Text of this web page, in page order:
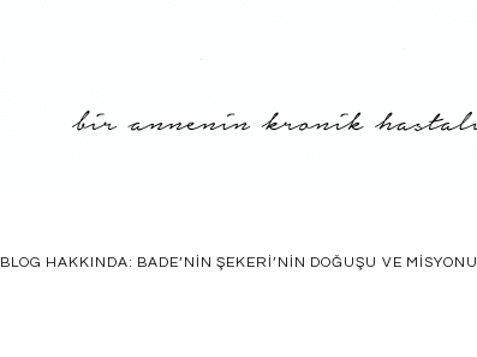
BLOG HAKKINDA: BADE’NIN ŞEKERI’NIN DOĞUŞU VE MISYONU